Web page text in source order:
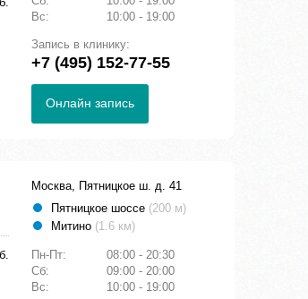
Вс:
10:00 - 19:00
Запись в клинику:
+7 (495) 152-77-55
Онлайн запись
Москва, Пятницкое ш. д. 41
Пятницкое шоссе (200 м)
Митино (1.6 км)
Пн-Пт:
08:00 - 20:30
Сб:
09:00 - 20:00
Вс:
10:00 - 19:00